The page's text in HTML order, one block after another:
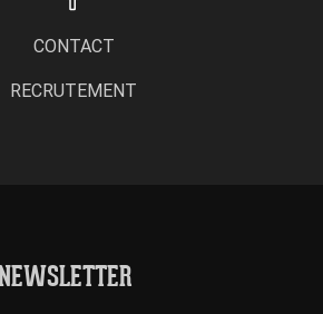
CONTACT
RECRUTEMENT